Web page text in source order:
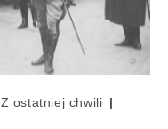
Z ostatniej chwili